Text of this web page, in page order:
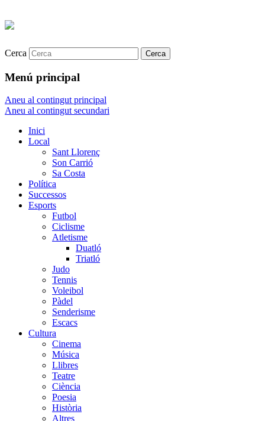
Cerca
Menú principal
Aneu al contingut principal
Aneu al contingut secundari
Inici
Local
Sant Llorenç
Son Carrió
Sa Costa
Política
Successos
Esports
Futbol
Ciclisme
Atletisme
Duatló
Triatló
Judo
Tennis
Voleibol
Pàdel
Senderisme
Escacs
Cultura
Cinema
Música
Llibres
Teatre
Ciència
Poesia
Història
Altres